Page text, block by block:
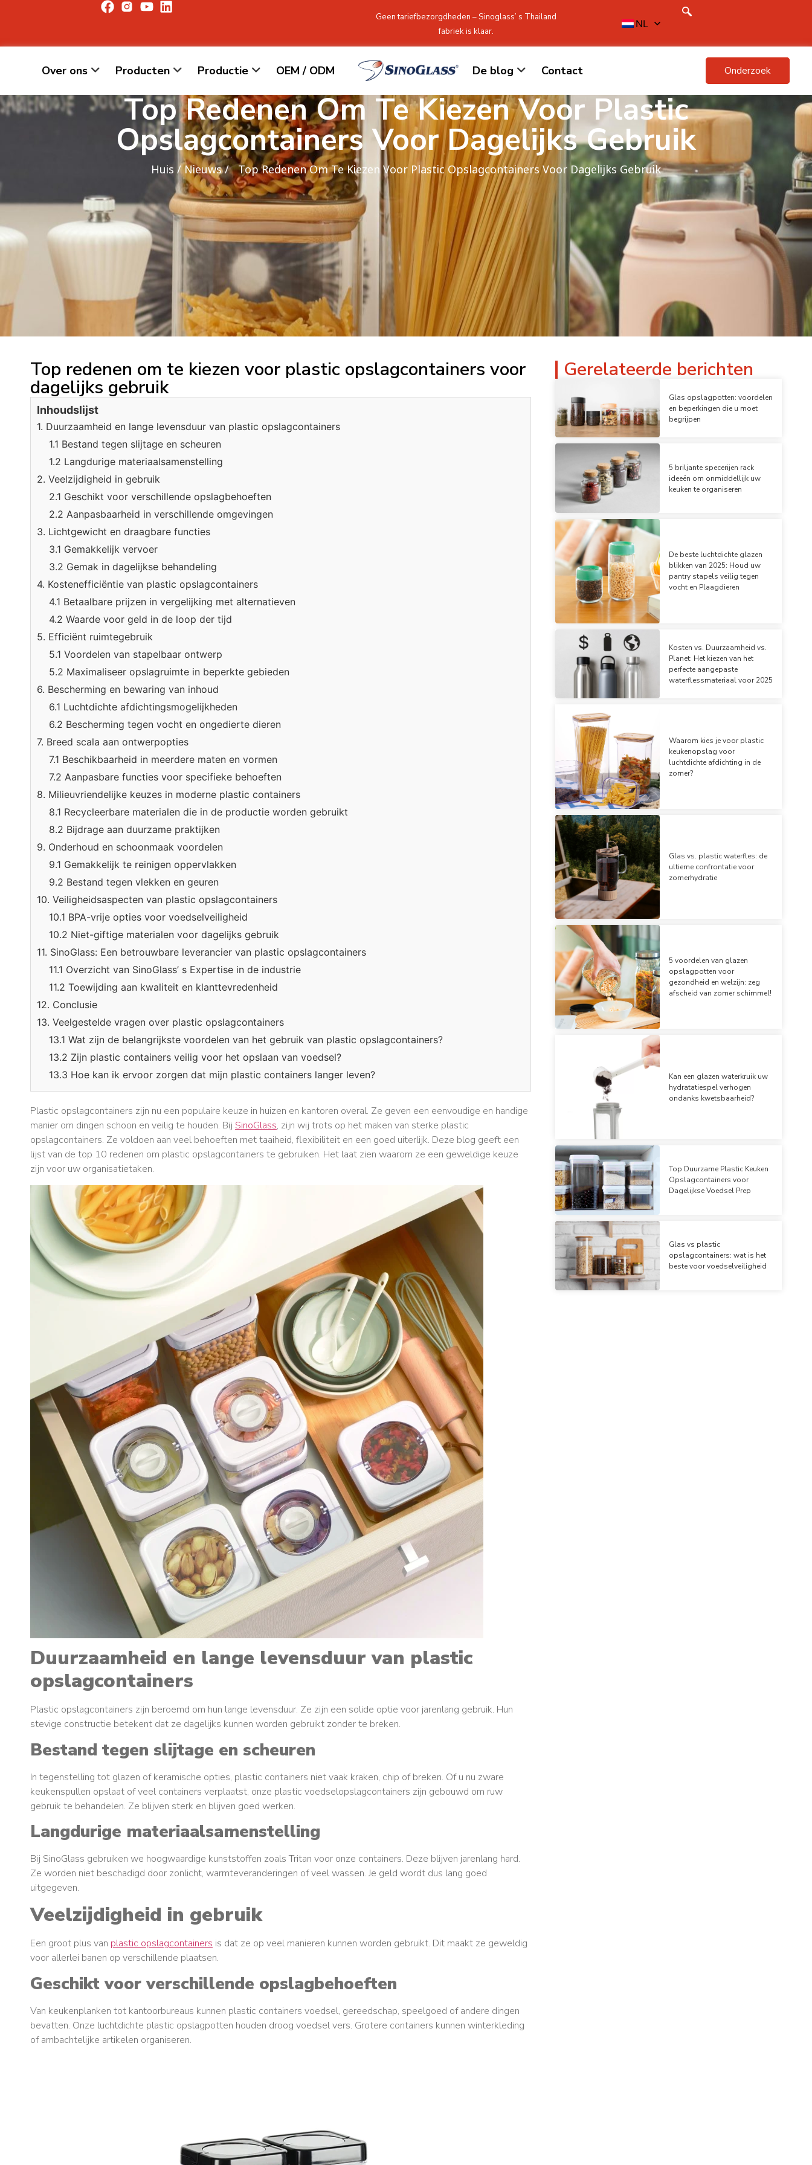
Geen tariefbezorgdheden – Sinoglass’ s Thailand
fabriek is klaar.
NL
Over ons Producten Productie OEM / ODM De blog Contact Onderzoek
Top Redenen Om Te Kiezen Voor Plastic
Opslagcontainers Voor Dagelijks Gebruik
Huis /Nieuws/ Top Redenen Om Te Kiezen Voor Plastic Opslagcontainers Voor Dagelijks Gebruik
Top redenen om te kiezen voor plastic opslagcontainers voor
dagelijks gebruik
Inhoudslijst
1. Duurzaamheid en lange levensduur van plastic opslagcontainers
1.1 Bestand tegen slijtage en scheuren
1.2 Langdurige materiaalsamenstelling
2. Veelzijdigheid in gebruik
2.1 Geschikt voor verschillende opslagbehoeften
2.2 Aanpasbaarheid in verschillende omgevingen
3. Lichtgewicht en draagbare functies
3.1 Gemakkelijk vervoer
3.2 Gemak in dagelijkse behandeling
4. Kostenefficiëntie van plastic opslagcontainers
4.1 Betaalbare prijzen in vergelijking met alternatieven
4.2 Waarde voor geld in de loop der tijd
5. Efficiënt ruimtegebruik
5.1 Voordelen van stapelbaar ontwerp
5.2 Maximaliseer opslagruimte in beperkte gebieden
6. Bescherming en bewaring van inhoud
6.1 Luchtdichte afdichtingsmogelijkheden
6.2 Bescherming tegen vocht en ongedierte dieren
7. Breed scala aan ontwerpopties
7.1 Beschikbaarheid in meerdere maten en vormen
7.2 Aanpasbare functies voor specifieke behoeften
8. Milieuvriendelijke keuzes in moderne plastic containers
8.1 Recycleerbare materialen die in de productie worden gebruikt
8.2 Bijdrage aan duurzame praktijken
9. Onderhoud en schoonmaak voordelen
9.1 Gemakkelijk te reinigen oppervlakken
9.2 Bestand tegen vlekken en geuren
10. Veiligheidsaspecten van plastic opslagcontainers
10.1 BPA-vrije opties voor voedselveiligheid
10.2 Niet-giftige materialen voor dagelijks gebruik
11. SinoGlass: Een betrouwbare leverancier van plastic opslagcontainers
11.1 Overzicht van SinoGlass’ s Expertise in de industrie
11.2 Toewijding aan kwaliteit en klanttevredenheid
12. Conclusie
13. Veelgestelde vragen over plastic opslagcontainers
13.1 Wat zijn de belangrijkste voordelen van het gebruik van plastic opslagcontainers?
13.2 Zijn plastic containers veilig voor het opslaan van voedsel?
13.3 Hoe kan ik ervoor zorgen dat mijn plastic containers langer leven?
Plastic opslagcontainers zijn nu een populaire keuze in huizen en kantoren overal. Ze geven een eenvoudige en handige
manier om dingen schoon en veilig te houden. Bij SinoGlass, zijn wij trots op het maken van sterke plastic
opslagcontainers. Ze voldoen aan veel behoeften met taaiheid, flexibiliteit en een goed uiterlijk. Deze blog geeft een
lijst van de top 10 redenen om plastic opslagcontainers te gebruiken. Het laat zien waarom ze een geweldige keuze
zijn voor uw organisatietaken.
Duurzaamheid en lange levensduur van plastic
opslagcontainers
Plastic opslagcontainers zijn beroemd om hun lange levensduur. Ze zijn een solide optie voor jarenlang gebruik. Hun
stevige constructie betekent dat ze dagelijks kunnen worden gebruikt zonder te breken.
Bestand tegen slijtage en scheuren
In tegenstelling tot glazen of keramische opties, plastic containers niet vaak kraken, chip of breken. Of u nu zware
keukenspullen opslaat of veel containers verplaatst, onze plastic voedselopslagcontainers zijn gebouwd om ruw
gebruik te behandelen. Ze blijven sterk en blijven goed werken.
Langdurige materiaalsamenstelling
Bij SinoGlass gebruiken we hoogwaardige kunststoffen zoals Tritan voor onze containers. Deze blijven jarenlang hard.
Ze worden niet beschadigd door zonlicht, warmteveranderingen of veel wassen. Je geld wordt dus lang goed
uitgegeven.
Veelzijdigheid in gebruik
Een groot plus van plastic opslagcontainers is dat ze op veel manieren kunnen worden gebruikt. Dit maakt ze geweldig
voor allerlei banen op verschillende plaatsen.
Geschikt voor verschillende opslagbehoeften
Van keukenplanken tot kantoorbureaus kunnen plastic containers voedsel, gereedschap, speelgoed of andere dingen
bevatten. Onze luchtdichte plastic opslagpotten houden droog voedsel vers. Grotere containers kunnen winterkleding
of ambachtelijke artikelen organiseren.
Gerelateerde berichten
Glas opslagpotten: voordelen
en beperkingen die u moet
begrijpen
5 briljante specerijen rack
ideeën om onmiddellijk uw
keuken te organiseren
De beste luchtdichte glazen
blikken van 2025: Houd uw
pantry stapels veilig tegen
vocht en Plaagdieren
Kosten vs. Duurzaamheid vs.
Planet: Het kiezen van het
perfecte aangepaste
waterflessmateriaal voor 2025
Waarom kies je voor plastic
keukenopslag voor
luchtdichte afdichting in de
zomer?
Glas vs. plastic waterfles: de
ultieme confrontatie voor
zomerhydratie
5 voordelen van glazen
opslagpotten voor
gezondheid en welzijn: zeg
afscheid van zomer schimmel!
Kan een glazen waterkruik uw
hydratatiespel verhogen
ondanks kwetsbaarheid?
Top Duurzame Plastic Keuken
Opslagcontainers voor
Dagelijkse Voedsel Prep
Glas vs plastic
opslagcontainers: wat is het
beste voor voedselveiligheid